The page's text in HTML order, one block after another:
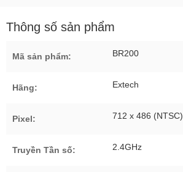
Thông số sản phẩm
Mã sản phẩm: BR200
Hãng: Extech
Pixel: 712 x 486 (NTSC)
Truyền Tần số: 2.4GHz